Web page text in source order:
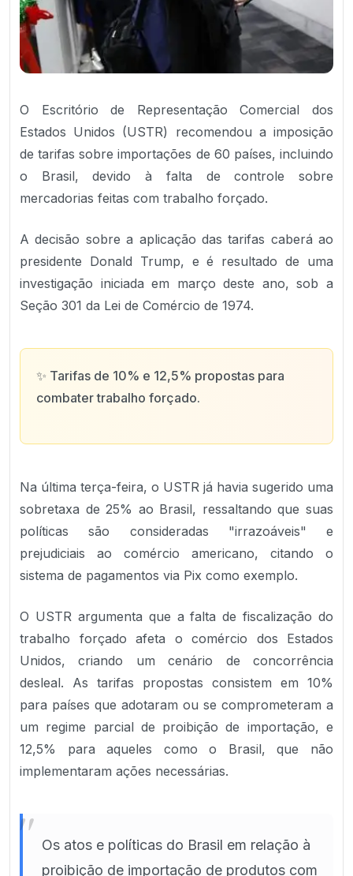
O Escritório de Representação Comercial dos
Estados Unidos (USTR) recomendou a imposição
de tarifas sobre importações de 60 países, incluindo
o Brasil, devido à falta de controle sobre
mercadorias feitas com trabalho forçado.
A decisão sobre a aplicação das tarifas caberá ao
presidente Donald Trump, e é resultado de uma
investigação iniciada em março deste ano, sob a
Seção 301 da Lei de Comércio de 1974.
✨ Tarifas de 10% e 12,5% propostas para
combater trabalho forçado.
Na última terça-feira, o USTR já havia sugerido uma
sobretaxa de 25% ao Brasil, ressaltando que suas
políticas são consideradas "irrazoáveis" e
prejudiciais ao comércio americano, citando o
sistema de pagamentos via Pix como exemplo.
O USTR argumenta que a falta de fiscalização do
trabalho forçado afeta o comércio dos Estados
Unidos, criando um cenário de concorrência
desleal. As tarifas propostas consistem em 10%
para países que adotaram ou se comprometeram a
um regime parcial de proibição de importação, e
12,5% para aqueles como o Brasil, que não
implementaram ações necessárias.
" Os atos e políticas do Brasil em relação à
proibição de importação de produtos com